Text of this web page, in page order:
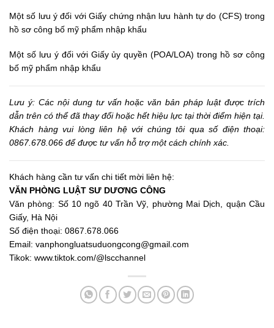
Một số lưu ý đối với Giấy chứng nhận lưu hành tự do (CFS) trong
hồ sơ công bố mỹ phẩm nhập khẩu
Một số lưu ý đối với Giấy ủy quyền (POA/LOA) trong hồ sơ công
bố mỹ phẩm nhập khẩu
Lưu ý: Các nội dung tư vấn hoặc văn bản pháp luật được trích
dẫn trên có thể đã thay đổi hoặc hết hiệu lực tại thời điểm hiện tại.
Khách hàng vui lòng liên hệ với chúng tôi qua số điện thoại:
0867.678.066 để được tư vấn hỗ trợ một cách chính xác.
Khách hàng cần tư vấn chi tiết mời liên hệ:
VĂN PHÒNG LUẬT SƯ DƯƠNG CÔNG
Văn phòng: Số 10 ngõ 40 Trần Vỹ, phường Mai Dịch, quận Cầu
Giấy, Hà Nội
Số điện thoại: 0867.678.066
Email: vanphongluatsuduongcong@gmail.com
Tikok: www.tiktok.com/@lscchannel